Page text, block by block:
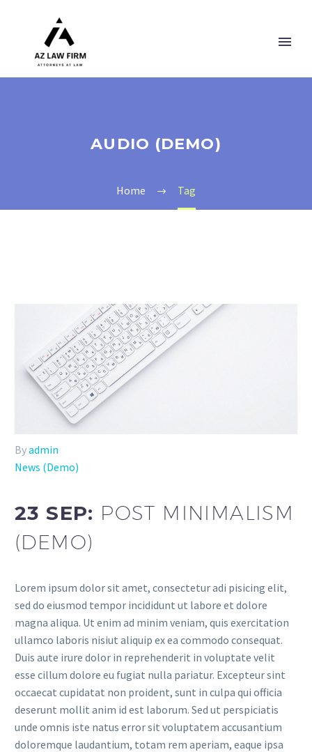
AUDIO (DEMO)
Home Tag
Byadmin
News (Demo)
23 SEP: POST MINIMALISM
(DEMO)
Lorem ipsum dolor sit amet, consectetur adi pisicing elit,
sed do eiusmod tempor incididunt ut labore et dolore
magna aliqua. Ut enim ad minim veniam, quis exercitation
ullamco laboris nisiut aliquip ex ea commodo consequat.
Duis aute irure dolor in reprehenderit in voluptate velit
esse cillum dolore eu fugiat nulla pariatur. Excepteur sint
occaecat cupidatat non proident, sunt in culpa qui officia
deserunt mollit anim id est laborum. Sed ut perspiciatis
unde omnis iste natus error sit voluptatem accusantium
doloremque laudantium, totam rem aperiam, eaque ipsa